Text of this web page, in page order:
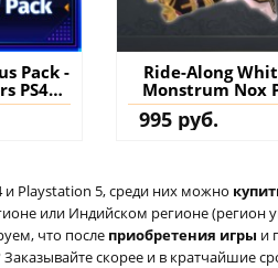
Pack -
PS4
Ride-Along
Monstrum Nox
купить
995 руб.
Playstation 5, среди них можно
или Индийском регионе (регион
что после приобретения игры и
Заказывайте скорее и в кратчайшие